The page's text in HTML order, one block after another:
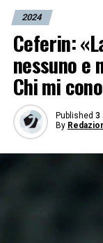
2024
Ceferin:
nessuno e
Chi mi
Published 3
By